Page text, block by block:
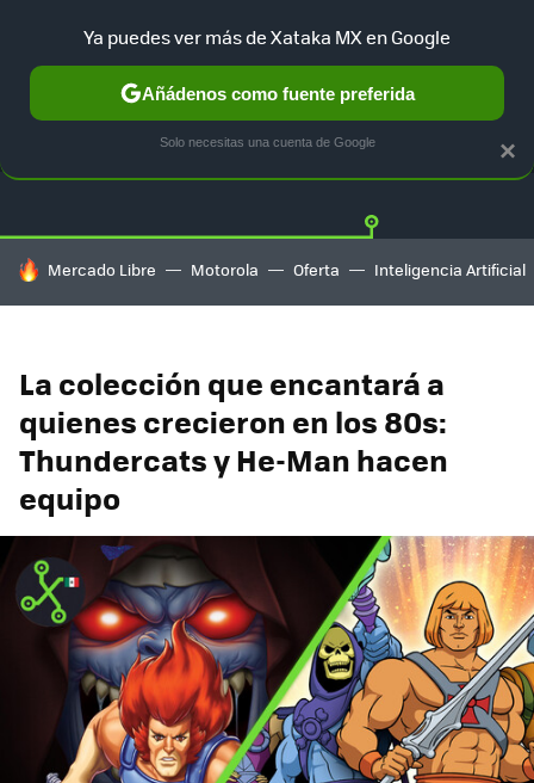
GUÍA DE COMPRAS MERCADO LIBRE
HOY SE HABLA DE
Mercado Libre Motorola Oferta Inteligencia Artificial
La colección que encantará a
quienes crecieron en los 80s:
Thundercats y He-Man hacen
equipo
×
Ya puedes ver más de Xataka MX en Google
Añádenos como fuente preferida
Solo necesitas una cuenta de Google